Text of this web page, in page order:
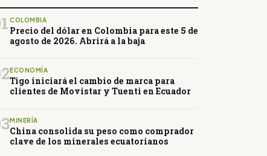
COLOMBIA
Precio del dólar en Colombia para este 5 de
agosto de 2026. Abrirá a la baja
ECONOMÍA
Tigo iniciará el cambio de marca para
clientes de Movistar y Tuenti en Ecuador
MINERÍA
China consolida su peso como comprador
clave de los minerales ecuatorianos